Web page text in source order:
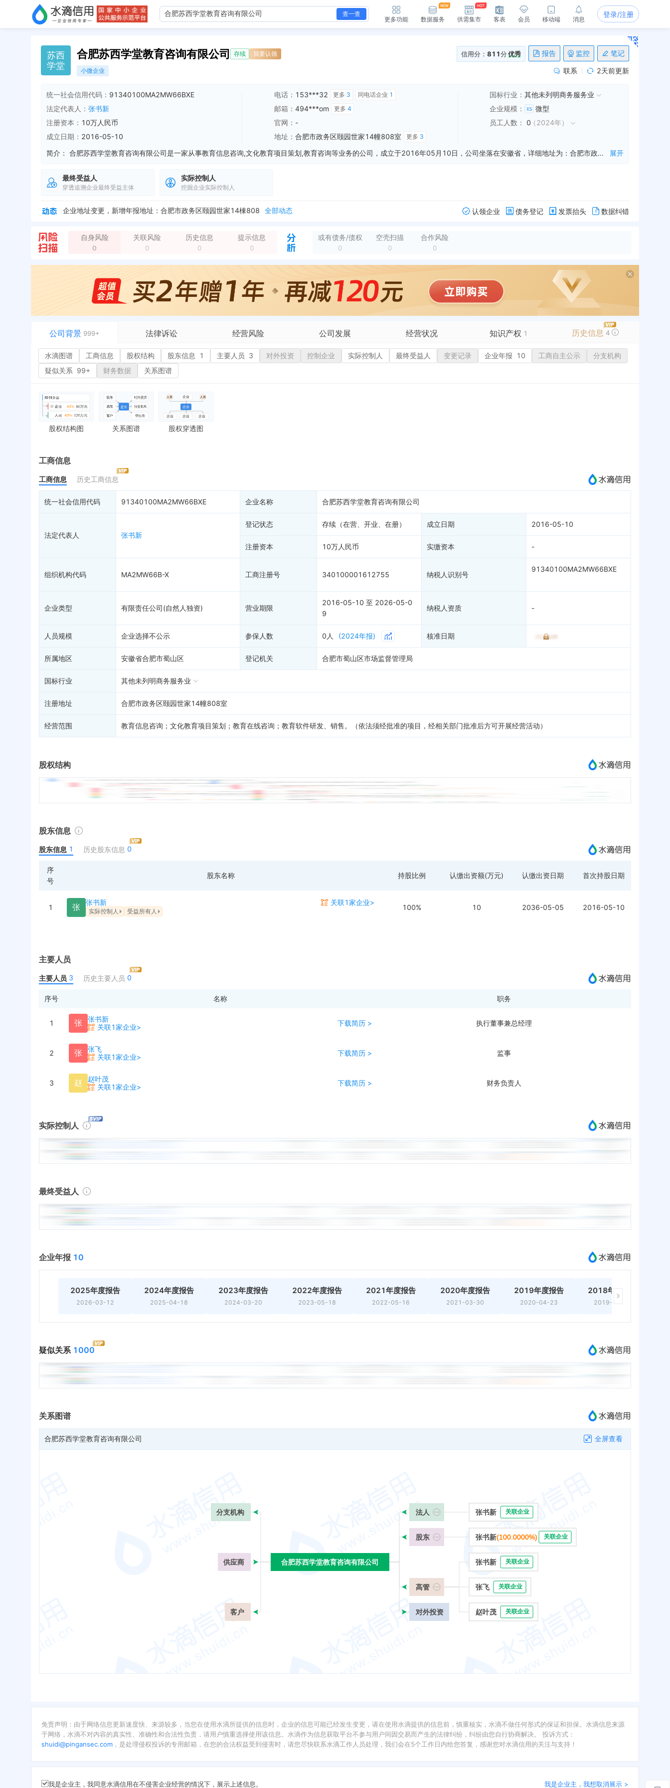
查一查
更多功能 数据服务 供需集市 客表 会员 移动端 消息
登录/注册
苏西
学堂
合肥苏西学堂教育咨询有限公司 存续 我要认领 信用分： 811分优秀 报告 监控 笔记
小微企业 联系 2天前更新
统一社会信用代码： 91340100MA2MW66BXE
法定代表人： 张书新
注册资本： 10万人民币
成立日期： 2016-05-10
电话： 153***32 更多 3 同电话企业 1
邮箱： 494***om 更多 4
官网： -
地址： 合肥市政务区颐园世家14幢808室 更多 3
国标行业： 其他未列明商务服务业
企业规模 ：
微型
员工人数 ： 0（2024年）
简介： 合肥苏西学堂教育咨询有限公司是一家从事教育信息咨询,文化教育项目策划,教育咨询等业务的公司，成立于2016年05月10日，公司坐落在安徽省，详细地址为：合肥市政务区颐园世家14幢808室;经国家企业信用信息公示系统查询得知，合肥苏西学堂教育咨询有限公司的信用代码/税号为91340100MA2MW66BXE，法人是张书新，注册资本为10.000000万人民币，企业的经营范围为:教育信息咨询；文化教育项目策划；教育在线咨询；教育软件研发、销售。（依法须经批准的项目，经相关部门批准后方可开展经营活动） 展开
最终受益人
穿透追溯企业最终受益主体
实际控制人
挖掘企业实际控制人
企业地址变更，新增年报地址：合肥市政务区颐园世家14栋808
企业地址变更，新增年报地址：合肥市政务区颐园世家14幢808室 全部动态
企业地址变更，新增年报地址：安徽省合肥市政务区颐园世家14棟808
全部动态
企业地址变更，新增年报地址：安徽省合肥市政务区颐园世家14幢808室 全部动态
新增行政许可，许可机关：合肥市工商行政管理局 许可内容：企业设立登记 有效期：2026-05-09 全部动态
企业地址变更，新增年报地址：合肥市政务区颐园世家14栋808
认领企业 债务登记 发票抬头 数据纠错
自身风险
0
关联风险
0
历史信息
0
提示信息
0
或有债务/债权
0
空壳扫描
0
合作风险
0
公司背景 999+ 法律诉讼 经营风险 公司发展 经营状况 知识产权 1 历史信息 4
水滴图谱
工商信息
股东信息
主要人员 3
对外投资
控制企业
最终受益人
企业年报
10
工商自主公示
财务数据
司法案件
立案信息
法院公告
裁判文书
送达公告
被执行人
终本案件
询价评估
司法协助
或有债务债权
注销备案
融资历史
招投标
信用评价
进出口信用
债券信息
地块公示
客户
商标信息
成为vip查看
水滴图谱 工商信息 股权结构 股东信息 1 主要人员 3 对外投资 控制企业 实际控制人 最终受益人 变更记录 企业年报 10 工商自主公示
分支机构
疑似关系 99+ 财务数据 关系图谱
股权结构图 关系图谱 股权穿透图
工商信息
工商信息 历史工商信息
统一社会信用代码 91340100MA2MW66BXE 企业名称 合肥苏西学堂教育咨询有限公司
法定代表人 张书新
登记状态 存续（在营、开业、在册） 成立日期 2016-05-10
注册资本 10万人民币 实缴资本 -
组织机构代码 MA2MW66B-X 工商注册号 340100001612755 纳税人识别号
91340100MA2MW66BXE
企业类型 有限责任公司(自然人独资) 营业期限
2016-05-10 至 2026-05-0
9
纳税人资质 -
人员规模 企业选择不公示 参保人数 0人 (2024年报) 核准日期
所属地区 安徽省合肥市蜀山区 登记机关 合肥市蜀山区市场监督管理局
国标行业 其他未列明商务服务业
注册地址 合肥市政务区颐园世家14幢808室
经营范围 教育信息咨询；文化教育项目策划；教育在线咨询；教育软件研发、销售。（依法须经批准的项目，经相关部门批准后方可开展经营活动）
股权结构
股东信息
股东信息 1 历史股东信息 0
序
号
股东名称 持股比例 认缴出资额(万元) 认缴出资日期 首次持股日期
1 张
张书新 关联1家企业>
实际控制人 受益所有人 100% 10 2036-05-05 2016-05-10
主要人员
主要人员 3 历史主要人员 0
序号 名称 职务
1 张
张书新
关联1家企业>
下载简历 > 执行董事兼总经理
2 张
张飞
关联1家企业>
下载简历 > 监事
3 赵
赵叶茂
关联1家企业>
下载简历 > 财务负责人
实际控制人
最终受益人
企业年报 10
2025年度报告
2026-03-12
2024年度报告
2025-04-18
2023年度报告
2024-03-20
2022年度报告
2023-05-18
2021年度报告
2022-05-16
2020年度报告
2021-03-30
2019年度报告
2020-04-23
2018年度报告
2019-05-10
疑似关系 1000
关系图谱
合肥苏西学堂教育咨询有限公司 全屏查看
合肥苏西学堂教育咨询有限公司
分支机构
供应商
客户
合肥苏西学堂教育咨询有限公司
法人
股东
高管
对外投资
张书新 关联企业
张书新(100.0000%) 关联企业
张书新 关联企业
张飞 关联企业
赵叶茂 关联企业
免责声明：由于网络信息更新速度快、来源较多，当您在使用水滴所提供的信息时，企业的信息可能已经发生变更，请在使用水滴提供的信息前，慎重核实，水滴不做任何形式的保证和担保。水滴信息来源
于网络，水滴不对内容的真实性、准确性和合法性负责，请用户慎重选择使用该信息。水滴作为信息获取平台不参与用户间因交易而产生的法律纠纷，纠纷由您自行协商解决。 投诉方式：
shuidi@pingansec.com ，是处理侵权投诉的专用邮箱，在您的合法权益受到侵害时，请您尽快联系水滴工作人员处理，我们会在5个工作日内给您答复，感谢您对水滴信用的关注与支持！
我是企业主，我同意水滴信用在不侵害企业经营的情况下，展示上述信息。 我是企业主，我想取消展示 >